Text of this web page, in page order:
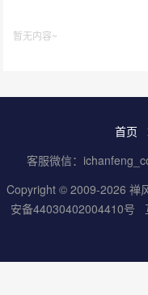
暂无内容~
首页
客服微信：
Copyright © 2009-2026 禅
安备44030402004410号